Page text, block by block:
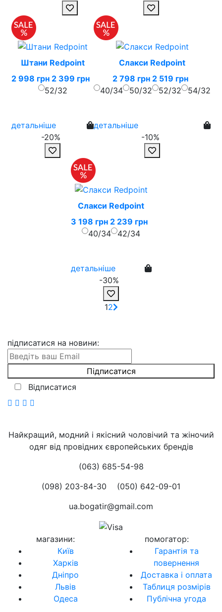
Штани Redpoint
2 998 грн 2 399 грн
52/32
детальніше
-20%
Слакси Redpoint
2 798 грн 2 519 грн
40/34
50/32 52/32 54/32
детальніше
-10%
Слакси Redpoint
3 198 грн 2 239 грн
40/34
42/34
детальніше
-30%
12
підписатися на новини:
Відписатися
Найкращий, модний і якісний чоловічий та жіночий
одяг від провідних європейських брендів
(063) 685-54-98
(098) 203-84-30
(050) 642-09-01
ua.bogatir@gmail.com
магазини:
Київ
Харків
Дніпро
Львів
Одеса
помогатор:
Гарантія та
повернення
Доставка і оплата
Таблиця розмірів
Публічна угода